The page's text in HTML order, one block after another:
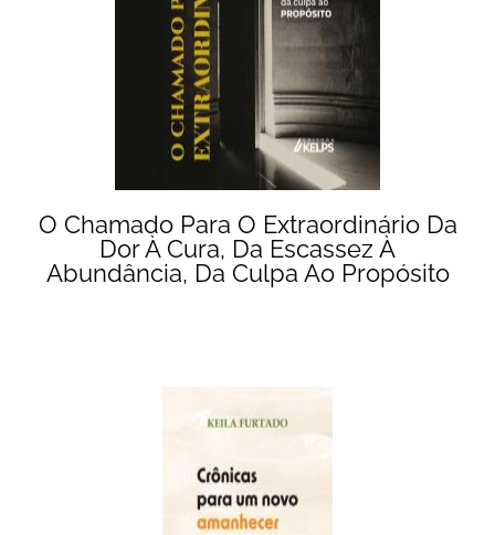
O Chamado Para O Extraordinário Da
Dor À Cura, Da Escassez À
Abundância, Da Culpa Ao Propósito